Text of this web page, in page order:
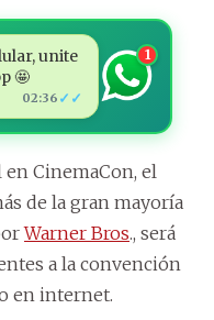
unite
🤩
02:36 ✓✓
1
CinemaCon, el
de la gran mayoría
Warner Bros., será
a la convención
en internet.